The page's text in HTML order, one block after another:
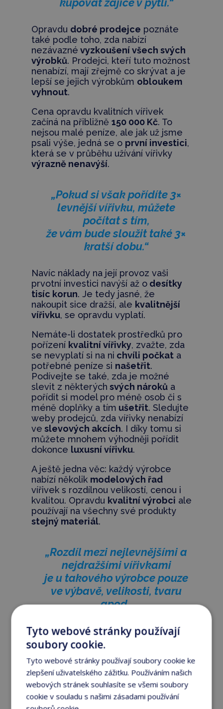
Opravdu dobré prodejce poznáte
také podle toho, zda nabízí
nezávazné vyzkoušení všech svých
výrobků. Prodejci, kteří tuto možnost
nenabízí, mají zřejmě co skrývat a je
lepší se jejich výrobkům obloukem
vyhnout.
Cena opravdu kvalitních vířivek
začíná na přibližně 150 000 Kč. To
nejsou malé peníze, ale jak už jsme
psali výše, jedná se o první investici,
která se v průběhu užívání vířivky
výrazně nenavýší.
„Pokud si však pořídíte 3×
levnější vířivku, můžete
počítat s tím,
že vám bude sloužit také 3×
kratší dobu.“
Navíc náklady na její provoz vaši
prvotní investici navýší až odesítky
tisíc korun. Je tedy jasné, že
nakoupit sice dražší, ale kvalitnější
vířivku, se opravdu vyplatí.
Nemáte-li dostatek prostředků pro
pořízení kvalitní vířivky, zvažte, zda
se nevyplatí si na ni chvíli počkata
potřebné peníze si našetřit.
Podívejte se také, zda je možné
slevit z některých svých nárokůa
pořídit si model pro méně osob či s
méně doplňky a tím ušetřit. Sledujte
weby prodejců, zda vířivky nenabízí
ve slevových akcích. I díky tomu si
můžete mnohem výhodněji pořídit
dokonce luxusní vířivku.
A ještě jedna věc: každý výrobce
nabízí několik modelových řad
vířivek s rozdílnou velikostí, cenou i
kvalitou. Opravdu kvalitní výrobci ale
používají na všechny své produkty
stejný materiál.
„Rozdíl mezi nejlevnějšími a
nejdražšími vířivkami
je u takového výrobce pouze
ve výbavě, velikosti, tvaru
apod.,
použitých materiálů a
součástek!“
7. Jak často vířivku
Tyto webové stránky používají
soubory cookie.
Tyto webové stránky používají soubory cookie ke
zlepšení uživatelského zážitku. Používáním našich
webových stránek souhlasíte se všemi soubory
cookie v souladu s našimi zásadami používání